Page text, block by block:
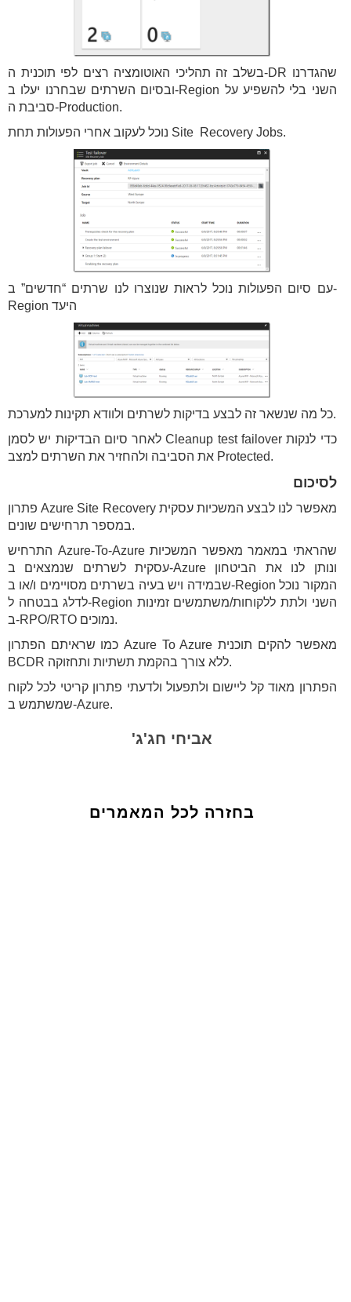
בשלב זה תהליכי האוטומציה רצים לפי תוכנית ה-DR שהגדרנו
ובסיום השרתים שבחרנו יעלו ב-Region השני בלי להשפיע על
סביבת ה-Production.
נוכל לעקוב אחרי הפעולות תחת Site Recovery Jobs.
עם סיום הפעולות נוכל לראות שנוצרו לנו שרתים “חדשים” ב-
Region היעד
כל מה שנשאר זה לבצע בדיקות לשרתים ולוודא תקינות למערכת.
לאחר סיום הבדיקות יש לסמן Cleanup test failover כדי לנקות
את הסביבה ולהחזיר את השרתים למצב Protected.
לסיכום
פתרון Azure Site Recovery מאפשר לנו לבצע המשכיות עסקית
במספר תרחישים שונים.
התרחיש Azure-To-Azure שהראתי במאמר מאפשר המשכיות
עסקית לשרתים שנמצאים ב-Azure ונותן לנו את הביטחון
שבמידה ויש בעיה בשרתים מסויימים ו/או ב-Region המקור נוכל
לדלג בבטחה ל-Region השני ולתת ללקוחות/משתמשים זמינות
ב-RPO/RTO נמוכים.
כמו שראיתם הפתרון Azure To Azure מאפשר להקים תוכנית
BCDR ללא צורך בהקמת תשתיות ותחזוקה.
הפתרון מאוד קל ליישום ולתפעול ולדעתי פתרון קריטי לכל לקוח
שמשתמש ב-Azure.
אביחי חג'ג'
בחזרה לכל המאמרים